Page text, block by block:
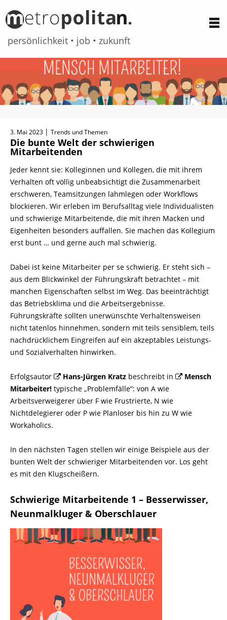
persönlichkeit • job • zukunft
Zum
3. Mai 2023 | Trends und Themen
Die bunte Welt der schwierigen
Mitarbeitenden
Jeder kennt sie: Kolleginnen und Kollegen, die mit ihrem
Verhalten oft völlig unbeabsichtigt die Zusammenarbeit
erschweren, Teamsitzungen lahmlegen oder Workflows
blockieren. Wir erleben im Berufsalltag viele Individualisten
und schwierige Mitarbeitende, die mit ihren Macken und
Eigenheiten besonders auffallen. Sie machen das Kollegium
erst bunt … und gerne auch mal schwierig.
Dabei ist keine Mitarbeiter per se schwierig. Er steht sich –
aus dem Blickwinkel der Führungskraft betrachtet – mit
manchen Eigenschaften selbst im Weg. Das beeinträchtigt
das Betriebsklima und die Arbeitsergebnisse.
Führungskräfte sollten unerwünschte Verhaltensweisen
nicht tatenlos hinnehmen, sondern mit teils sensiblem, teils
nachdrücklichem Eingreifen auf ein akzeptables Leistungs-
und Sozialverhalten hinwirken.
Erfolgsautor Hans-Jürgen Kratz beschreibt in
Mensch
Mitarbeiter! typische „Problemfälle“: von A wie
Arbeitsverweigerer über F wie Frustrierte, N wie
Nichtdelegierer oder P wie Planloser bis hin zu W wie
Workaholics.
In den nächsten Tagen stellen wir einige Beispiele aus der
bunten Welt der schwieriger Mitarbeitenden vor. Los geht
es mit den Klugscheißern.
Schwierige Mitarbeitende 1 – Besserwisser,
Neunmalkluger & Oberschlauer